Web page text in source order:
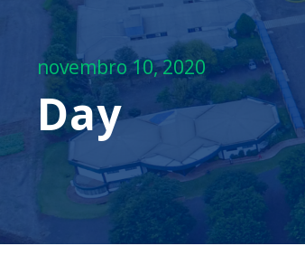
novembro 10, 2020
Day